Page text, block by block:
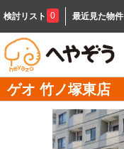
検討リスト 0 最近見た物件
ゲオ 竹ノ塚東店